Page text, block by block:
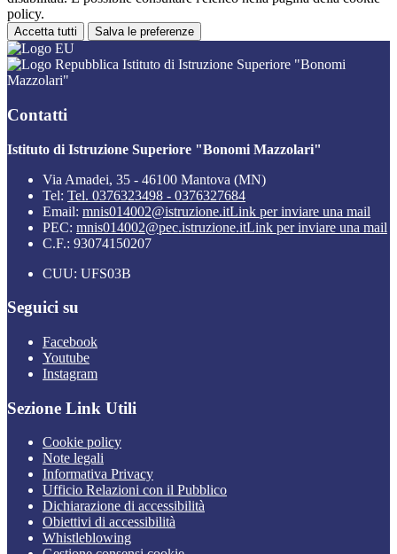
policy.
Accetta tutti Salva le preferenze
Istituto di Istruzione Superiore "Bonomi
Mazzolari"
Contatti
Istituto di Istruzione Superiore "Bonomi Mazzolari"
Via Amadei, 35 - 46100 Mantova (MN)
Tel: Tel. 0376323498 - 0376327684
Email: mnis014002@istruzione.itLink per inviare una mail
PEC: mnis014002@pec.istruzione.itLink per inviare una mail
C.F.: 93074150207
CUU: UFS03B
Seguici su
Facebook
Youtube
Instagram
Sezione Link Utili
Cookie policy
Note legali
Informativa Privacy
Ufficio Relazioni con il Pubblico
Dichiarazione di accessibilità
Obiettivi di accessibilità
Whistleblowing